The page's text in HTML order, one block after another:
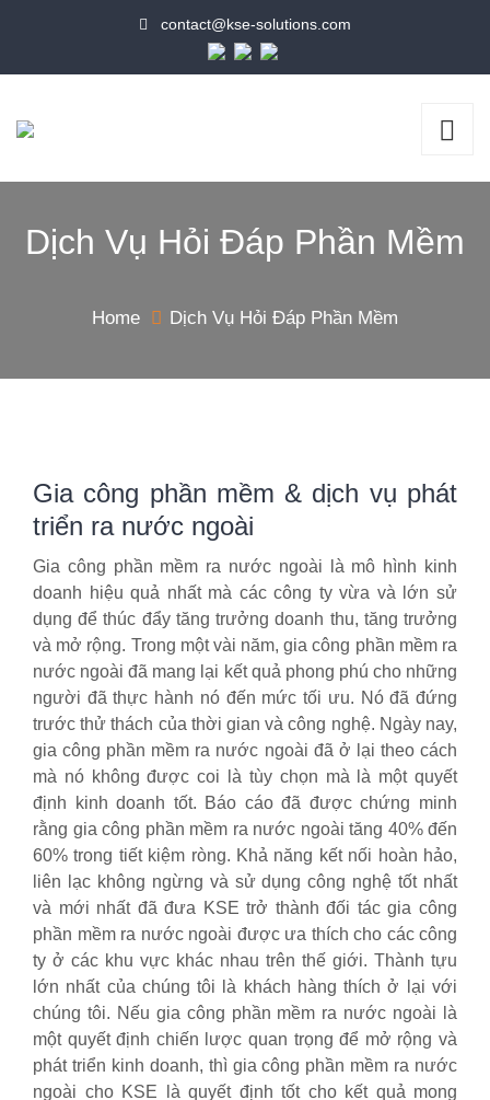
contact@kse-solutions.com
Dịch Vụ Hỏi Đáp Phần Mềm
Home Dịch Vụ Hỏi Đáp Phần Mềm
Gia công phần mềm & dịch vụ phát
triển ra nước ngoài
Gia công phần mềm ra nước ngoài là mô hình kinh
doanh hiệu quả nhất mà các công ty vừa và lớn sử
dụng để thúc đẩy tăng trưởng doanh thu, tăng trưởng
và mở rộng. Trong một vài năm, gia công phần mềm ra
nước ngoài đã mang lại kết quả phong phú cho những
người đã thực hành nó đến mức tối ưu. Nó đã đứng
trước thử thách của thời gian và công nghệ. Ngày nay,
gia công phần mềm ra nước ngoài đã ở lại theo cách
mà nó không được coi là tùy chọn mà là một quyết
định kinh doanh tốt. Báo cáo đã được chứng minh
rằng gia công phần mềm ra nước ngoài tăng 40% đến
60% trong tiết kiệm ròng. Khả năng kết nối hoàn hảo,
liên lạc không ngừng và sử dụng công nghệ tốt nhất
và mới nhất đã đưa KSE trở thành đối tác gia công
phần mềm ra nước ngoài được ưa thích cho các công
ty ở các khu vực khác nhau trên thế giới. Thành tựu
lớn nhất của chúng tôi là khách hàng thích ở lại với
chúng tôi. Nếu gia công phần mềm ra nước ngoài là
một quyết định chiến lược quan trọng để mở rộng và
phát triển kinh doanh, thì gia công phần mềm ra nước
ngoài cho KSE là quyết định tốt cho kết quả mong